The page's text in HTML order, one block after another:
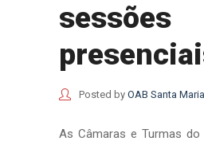
sessões
Posted by OAB Santa Maria
As Câmaras e Turmas do